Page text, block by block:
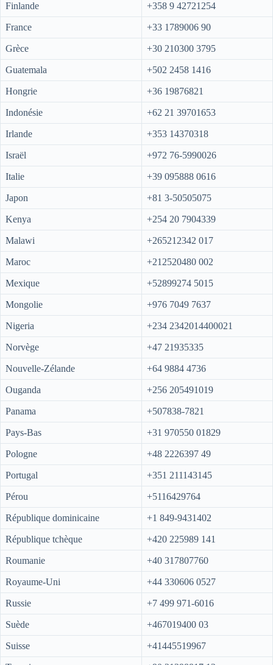
Finlande +358 9 42721254
France +33 1789006 90
Grèce +30 210300 3795
Guatemala +502 2458 1416
Hongrie +36 19876821
Indonésie +62 21 39701653
Irlande +353 14370318
Israël +972 76-5990026
Italie +39 095888 0616
Japon +81 3-50505075
Kenya +254 20 7904339
Malawi +265212342 017
Maroc +212520480 002
Mexique +52899274 5015
Mongolie +976 7049 7637
Nigeria +234 2342014400021
Norvège +47 21935335
Nouvelle-Zélande +64 9884 4736
Ouganda +256 205491019
Panama +507838-7821
Pays-Bas +31 970550 01829
Pologne +48 2226397 49
Portugal +351 211143145
Pérou +5116429764
République dominicaine +1 849-9431402
République tchèque +420 225989 141
Roumanie +40 317807760
Royaume-Uni +44 330606 0527
Russie +7 499 971-6016
Suède +467019400 03
Suisse +41445519967